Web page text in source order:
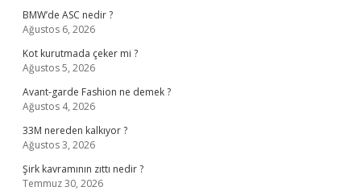
BMW’de ASC nedir ?
Ağustos 6, 2026
Kot kurutmada çeker mi ?
Ağustos 5, 2026
Avant-garde Fashion ne demek ?
Ağustos 4, 2026
33M nereden kalkıyor ?
Ağustos 3, 2026
Şirk kavramının zıttı nedir ?
Temmuz 30, 2026